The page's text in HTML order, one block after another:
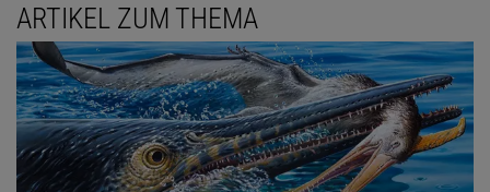
ARTIKEL ZUM THEMA